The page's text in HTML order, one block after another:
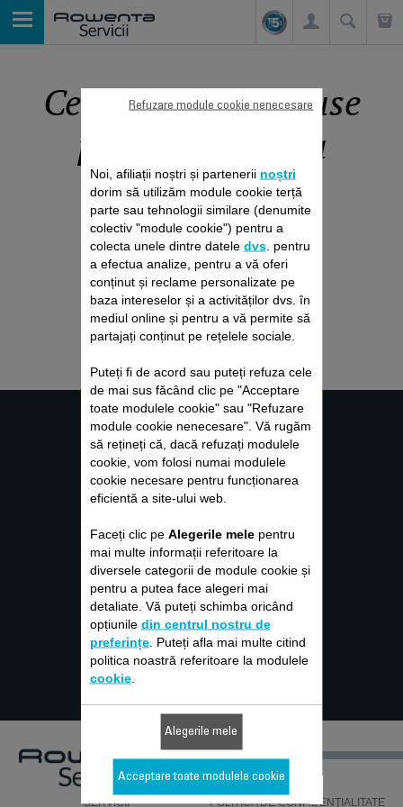
Cele mai noi produse
pentru îngrijirea
ţesăturilor
Sortează
Servicii
CLIENȚI
GARANȚIE
SERVICE
INSTRUCŢIUNI DE UTILIZARE
ÎNTREBĂRI FRECVENTE
SERVICII POLITICA DE CONFIDENŢIALITATE
Noi, afiliații noștri și partenerii noștri
dorim să utilizăm module cookie terță
parte sau tehnologii similare (denumite
colectiv "module cookie") pentru a
colecta unele dintre datele dvs. pentru
a efectua analize, pentru a vă oferi
conținut și reclame personalizate pe
baza intereselor și a activităților dvs. în
mediul online și pentru a vă permite să
partajați conținut pe rețelele sociale.
Puteți fi de acord sau puteți refuza cele
de mai sus făcând clic pe "Acceptare
toate modulele cookie" sau "Refuzare
module cookie nenecesare". Vă rugăm
să rețineți că, dacă refuzați modulele
cookie, vom folosi numai modulele
cookie necesare pentru funcționarea
eficientă a site-ului web.
Faceți clic pe Alegerile melepentru
mai multe informații referitoare la
diversele categorii de module cookie și
pentru a putea face alegeri mai
detaliate. Vă puteți schimba oricând
opțiunile din centrul nostru de
preferințe. Puteți afla mai multe citind
politica noastră referitoare la modulele
cookie.
Refuzare module cookie nenecesare
Alegerile mele
Acceptare toate modulele cookie